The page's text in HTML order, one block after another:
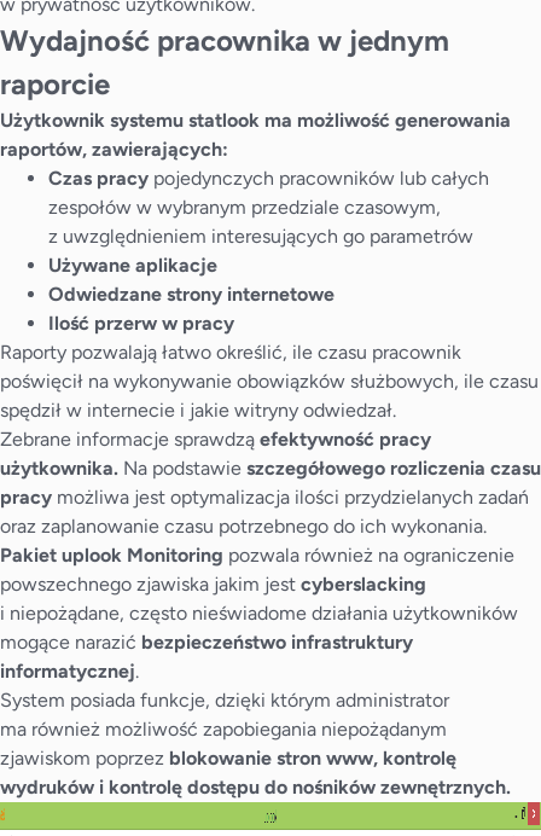
Wydajność pracownika w jednym
raporcie
Użytkownik systemu statlook ma możliwość generowania
raportów, zawierających:
Czas pracy pojedynczych pracowników lub całych
zespołów w wybranym przedziale czasowym,
z uwzględnieniem interesujących go parametrów
Używane aplikacje
Odwiedzane strony internetowe
Ilość przerw w pracy
Raporty pozwalają łatwo określić, ile czasu pracownik
poświęcił na wykonywanie obowiązków służbowych, ile czasu
spędził w internecie i jakie witryny odwiedzał.
Zebrane informacje sprawdzą efektywność pracy
użytkownika. Na podstawie szczegółowego rozliczenia czasu
pracy możliwa jest optymalizacja ilości przydzielanych zadań
oraz zaplanowanie czasu potrzebnego do ich wykonania.
Pakiet uplook Monitoring pozwala również na ograniczenie
powszechnego zjawiska jakim jest cyberslacking
i niepożądane, często nieświadome działania użytkowników
mogące narazić bezpieczeństwo infrastruktury
informatycznej.
System posiada funkcje, dzięki którym administrator
ma również możliwość zapobiegania niepożądanym
zjawiskom poprzez blokowanie stron www, kontrolę
wydruków i kontrolę dostępu do nośników zewnętrznych.